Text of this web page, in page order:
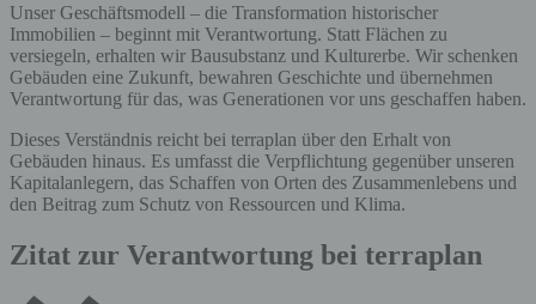
Unser Geschäftsmodell – die Transformation historischer
Immobilien – beginnt mit Verantwortung. Statt Flächen zu
versiegeln, erhalten wir Bausubstanz und Kulturerbe. Wir schenken
Gebäuden eine Zukunft, bewahren Geschichte und übernehmen
Verantwortung für das, was Generationen vor uns geschaffen haben.
Dieses Verständnis reicht bei terraplan über den Erhalt von
Gebäuden hinaus. Es umfasst die Verpflichtung gegenüber unseren
Kapitalanlegern, das Schaffen von Orten des Zusammenlebens und
den Beitrag zum Schutz von Ressourcen und Klima.
Zitat zur Verantwortung bei terraplan